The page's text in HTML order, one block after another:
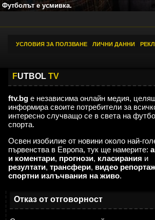
Футболът е усмивка.
УСЛОВИЯ ЗА ПОЛЗВАНЕ ЛИЧНИ ДАННИ
FUTBOL TV
ftv.bg е независима онлайн медия,
информира своите потребители за
интересно случващо се в света на
спорта.
Освен изобилие от новини около най-
първенства в Европа, тук ще намерите:
и коментари, прогнози, класирания и
резултати, трансфери, видео
спортни излъчвания на живо.
Отказ от отговорност